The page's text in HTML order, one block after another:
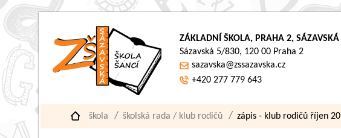
ZÁKLADNÍ ŠKOLA, PRAHA 2, SÁZAVSKÁ
Sázavská 5/830, 120 00 Praha 2
sazavska@zssazavska.cz
+420 277 779 643
škola školská rada / klub rodičů zápis - klub rodičů říjen